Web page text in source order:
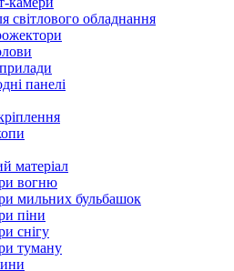
світлового обладнання
панелі
матеріал
вогню
мильних бульбашок
піни
снігу
туману